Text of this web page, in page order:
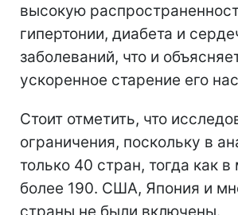
высокую
гипертонии, диабета и
заболеваний, что и
ускоренное старение его
Стоит отметить, что
ограничения, поскольку в
только 40 стран, тогда как
более 190. США, Япония и
страны не были включены.